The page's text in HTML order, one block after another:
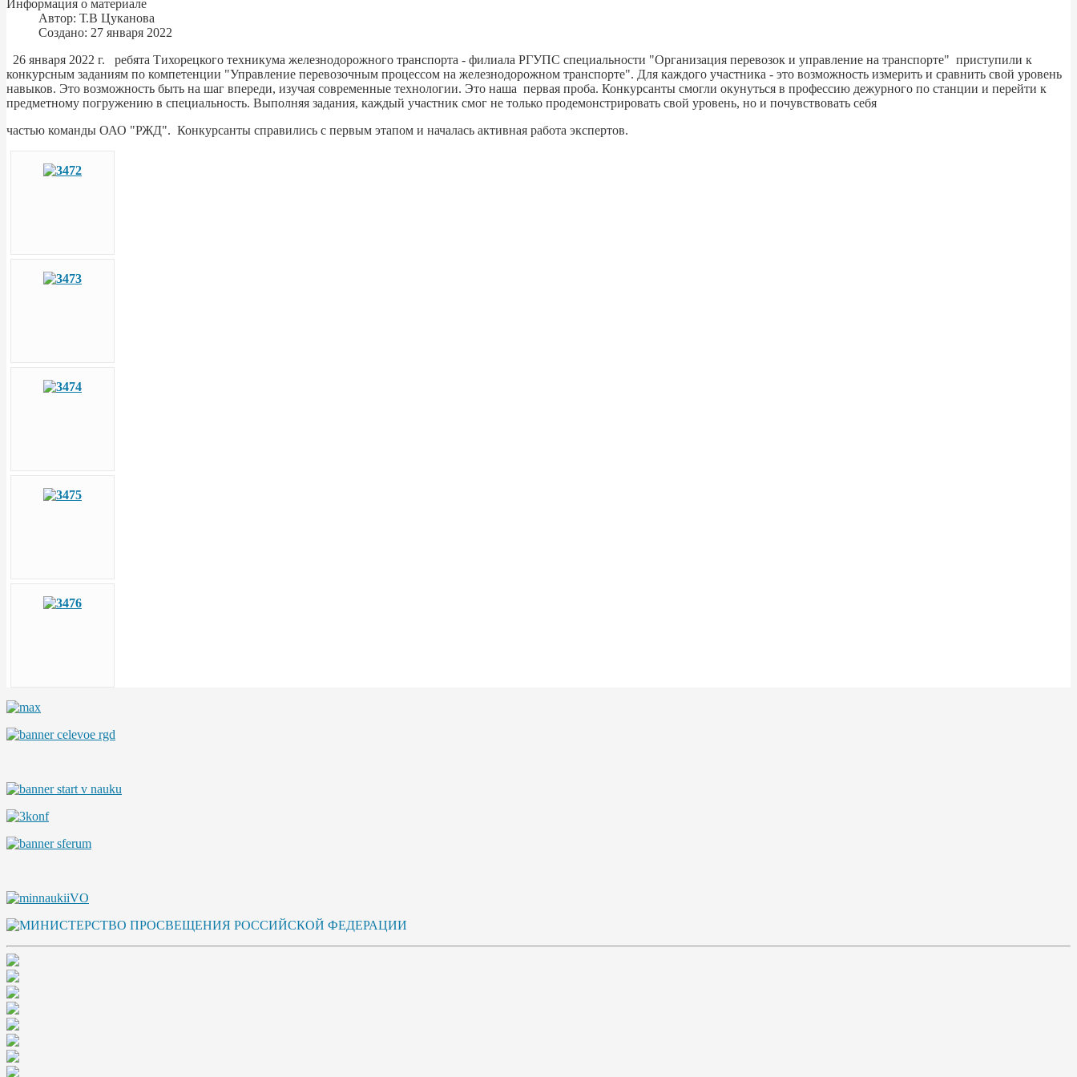
Информация о материале
Автор: Т.В Цуканова
Создано: 27 января 2022
26 января 2022 г. ребята Тихорецкого техникума железнодорожного транспорта - филиала РГУПС специальности "Организация перевозок и управление на транспорте" приступили к
конкурсным заданиям по компетенции "Управление перевозочным процессом на железнодорожном транспорте". Для каждого участника - это возможность измерить и сравнить свой уровень
навыков. Это возможность быть на шаг впереди, изучая современные технологии. Это наша первая проба. Конкурсанты смогли окунуться в профессию дежурного по станции и перейти к
предметному погружению в специальность. Выполняя задания, каждый участник смог не только продемонстрировать свой уровень, но и почувствовать себя
частью команды ОАО "РЖД". Конкурсанты справились с первым этапом и началась активная работа экспертов.